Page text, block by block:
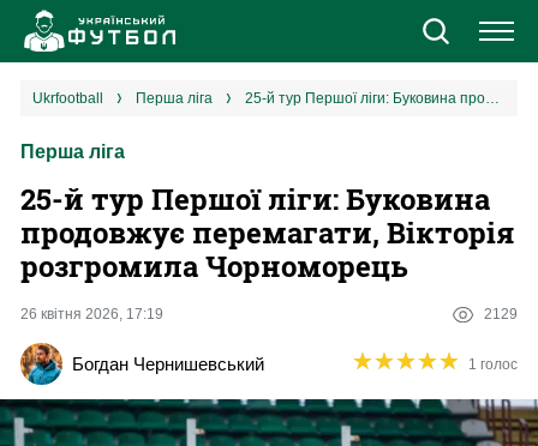
Новини
Єврокубки
УПЛ
2 ліга
ukrfootball перша ліга 25-й тур Першої ліги: Буковина продовжує перемагати, Вікторія розгромила Чорноморець
Перша ліга
25-й тур Першої ліги: Буковина
продовжує перемагати, Вікторія
розгромила Чорноморець
26 квітня 2026, 17:19 2129
Богдан Чернишевський ★★★★★
★★★★★ 1 голос